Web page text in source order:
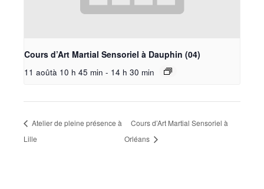
Cours d’Art Martial Sensoriel à Dauphin (04)
11 aoûtà 10 h 45 min - 14 h 30 min
Atelier de pleine présence à
Lille
Cours d’Art Martial Sensoriel à
Orléans